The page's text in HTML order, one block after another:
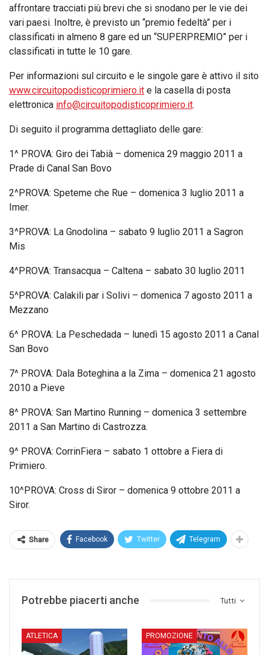
affrontare tracciati più brevi che si snodano per le vie dei
vari paesi. Inoltre, è previsto un “premio fedeltà” per i
classificati in almeno 8 gare ed un “SUPERPREMIO” per i
classificati in tutte le 10 gare.
Per informazioni sul circuito e le singole gare è attivo il sito
www.circuitopodisticoprimiero.it e la casella di posta
elettronica info@circuitopodisticoprimiero.it.
Di seguito il programma dettagliato delle gare:
1^ PROVA: Giro dei Tabià – domenica 29 maggio 2011 a
Prade di Canal San Bovo
2^PROVA: Speteme che Rue – domenica 3 luglio 2011 a
Imer.
3^PROVA: La Gnodolina – sabato 9 luglio 2011 a Sagron
Mis
4^PROVA: Transacqua – Caltena – sabato 30 luglio 2011
5^PROVA: Calakili par i Solivi – domenica 7 agosto 2011 a
Mezzano
6^ PROVA: La Peschedada – lunedì 15 agosto 2011 a Canal
San Bovo
7^ PROVA: Dala Boteghina a la Zima – domenica 21 agosto
2010 a Pieve
8^ PROVA: San Martino Running – domenica 3 settembre
2011 a San Martino di Castrozza.
9^ PROVA: CorrinFiera – sabato 1 ottobre a Fiera di
Primiero.
10^PROVA: Cross di Siror – domenica 9 ottobre 2011 a
Siror.
Share Facebook Twitter Telegram
Tutti
Potrebbe piacerti anche
ATLETICA ­PROMOZIONE